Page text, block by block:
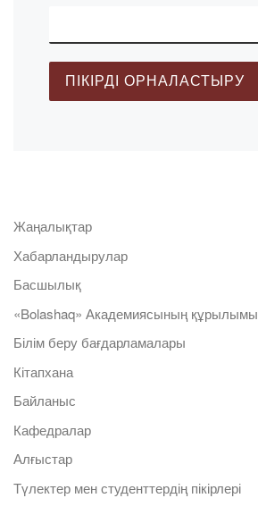
Жаңалықтар
Хабарландырулар
Басшылық
«Bolashaq» Академиясының құрылымы
Білім беру бағдарламалары
Кітапхана
Байланыс
Кафедралар
Алғыстар
Түлектер мен студенттердің пікірлері